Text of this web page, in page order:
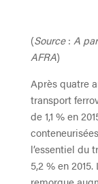
(Source: A
AFRA)
Après quatre
transport
de 1,1 % en
l’essentiel du
5,2 % en